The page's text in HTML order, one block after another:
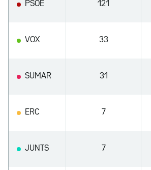
PSOE 121
VOX 33
SUMAR 31
ERC 7
JUNTS 7